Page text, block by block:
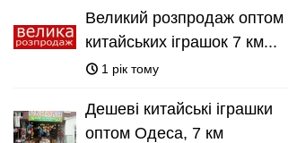
Великий розпродаж оптом
китайських іграшок 7 км...
1 рік тому
Дешеві китайські іграшки
оптом Одеса, 7 км